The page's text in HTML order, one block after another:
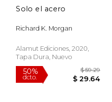
Solo el acero
Richard K. Morgan
Alamut Ediciones, 2020,
Tapa Dura, Nuevo